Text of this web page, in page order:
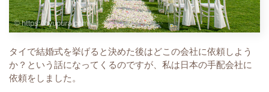
タイで結婚式を挙げると決めた後はどこの会社に依頼しよう
か？という話になってくるのですが、私は日本の手配会社に
依頼をしました。